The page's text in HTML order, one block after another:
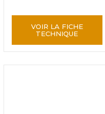
VOIR LA FICHE
TECHNIQUE